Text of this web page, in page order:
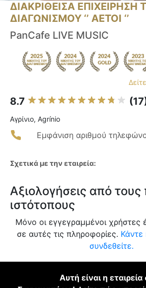
ΔΙΑΚΡΙΘΕΙΣΑ ΕΠΙΧΕΙΡΗΣΗ
ΔΙΑΓΩΝΙΣΜΟΥ ‘’ ΑΕΤΟΙ ‘’
PanCafe LIVE MUSIC
8.7
Αγρίνιο, Agrínio
Εμφάνιση αριθμού
Σχετικά με την εταιρεία:
Αξιολογήσεις από
ιστότοπους
Μόνο οι εγγεγραμμένοι χρήστες
σε αυτές τις πληροφορίες. Κάντε
συνδεθείτε.
Αυτή είναι η εταιρεία